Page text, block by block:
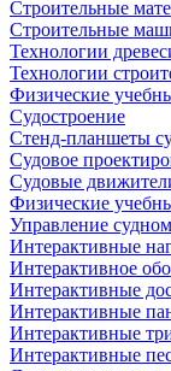
Строительные
Строительные
Технологии
Технологии
Физические
Судостроение
Стенд-планшеты
Судовое
Судовые
Физические
Управление судном
Интерактивные
Интерактивное
Интерактивные
Интерактивные
Интерактивные
Интерактивные